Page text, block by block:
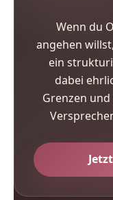
Wenn du
angehen
ein
dabei
Grenzen